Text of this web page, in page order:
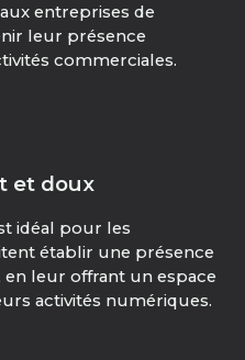
entreprises de
leur présence
commerciales.
et doux
idéal pour les
établir une présence
leur offrant un espace
activités numériques.